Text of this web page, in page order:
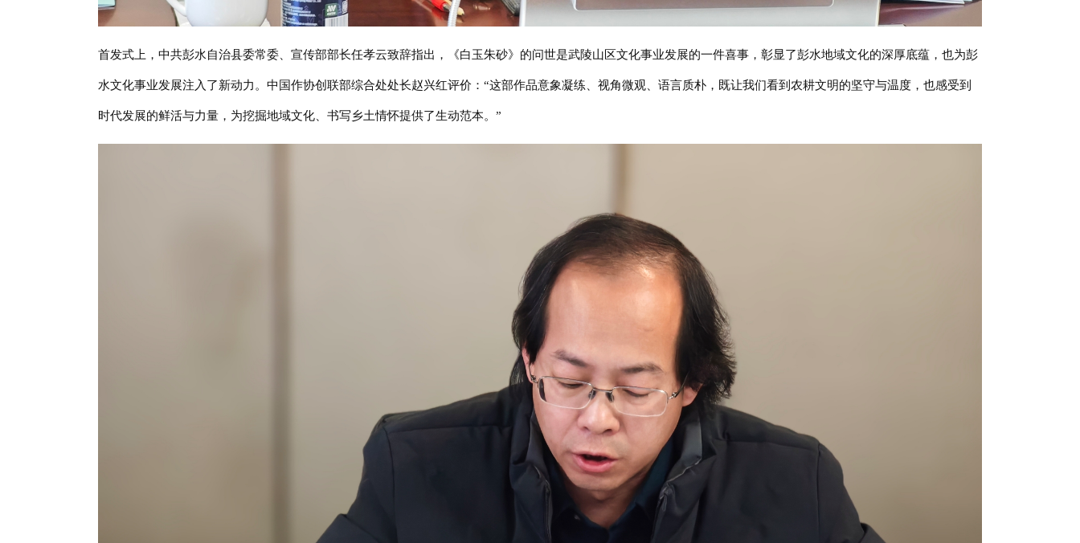
首发式上，中共彭水自治县委常委、宣传部部长任孝云致辞指出，《白玉朱砂》的问世是武陵山区文化事业发展的一件喜事，彰显了彭水地域文化的深厚底蕴，也为彭
水文化事业发展注入了新动力。中国作协创联部综合处处长赵兴红评价：“这部作品意象凝练、视角微观、语言质朴，既让我们看到农耕文明的坚守与温度，也感受到
时代发展的鲜活与力量，为挖掘地域文化、书写乡土情怀提供了生动范本。”